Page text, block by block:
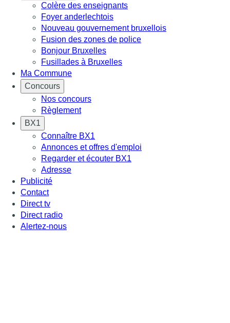
Colère des enseignants
Foyer anderlechtois
Nouveau gouvernement bruxellois
Fusion des zones de police
Bonjour Bruxelles
Fusillades à Bruxelles
Ma Commune
Concours
Nos concours
Règlement
BX1
Connaître BX1
Annonces et offres d'emploi
Regarder et écouter BX1
Adresse
Publicité
Contact
Direct tv
Direct radio
Alertez-nous